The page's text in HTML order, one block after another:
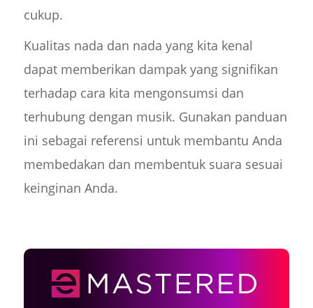
cukup.
Kualitas nada dan nada yang kita kenal
dapat memberikan dampak yang signifikan
terhadap cara kita mengonsumsi dan
terhubung dengan musik. Gunakan panduan
ini sebagai referensi untuk membantu Anda
membedakan dan membentuk suara sesuai
keinginan Anda.